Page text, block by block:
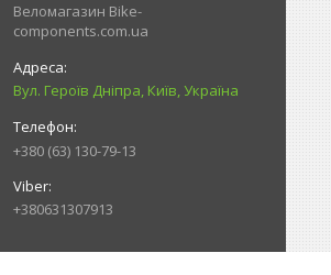
Веломагазин Bike-
components.com.ua
Вул. Героїв Дніпра, Київ, Україна
+380 (63) 130-79-13
+380631307913